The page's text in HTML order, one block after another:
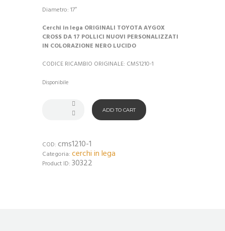
Diametro: 17″
Cerchi in lega ORIGINALI TOYOTA AYGOX
CROSS DA 17 POLLICI NUOVI PERSONALIZZATI
IN COLORAZIONE NERO LUCIDO
CODICE RICAMBIO ORIGINALE: CMS1210-1
Disponibile
ADD TO CART
COD: cms1210-1
Categoria: cerchi in lega
Product ID: 30322